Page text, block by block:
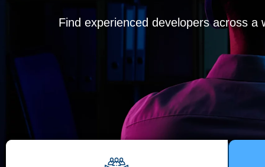
Find experienced developers across